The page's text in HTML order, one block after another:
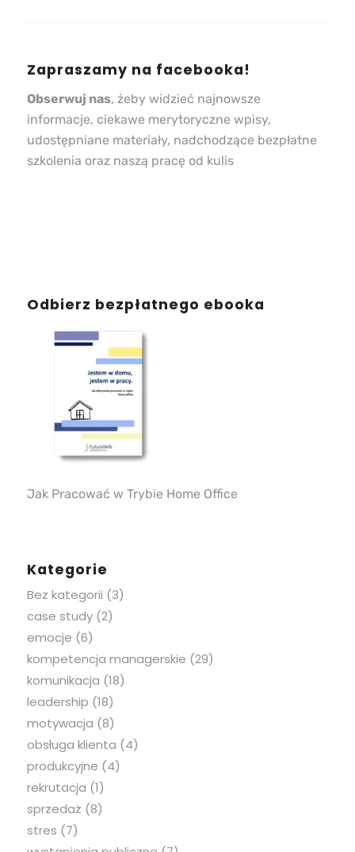
Zapraszamy na facebooka!
Obserwuj nas, żeby widzieć najnowsze
informacje, ciekawe merytoryczne wpisy,
udostępniane materiały, nadchodzące bezpłatne
szkolenia oraz naszą pracę od kulis
Odbierz bezpłatnego ebooka
Jak Pracować w Trybie Home Office
Kategorie
Bez kategorii (3)
case study(2)
emocje (6)
kompetencja managerskie (29)
komunikacja (18)
leadership (18)
motywacja (8)
obsługa klienta (4)
produkcyjne (4)
rekrutacja (1)
sprzedaż (8)
stres (7)